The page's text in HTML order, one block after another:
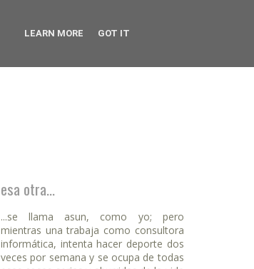
esa otra...
...se llama asun, como yo; pero
mientras una trabaja como consultora
informática, intenta hacer deporte dos
veces por semana y se ocupa de todas
LEARN MORE GOT IT